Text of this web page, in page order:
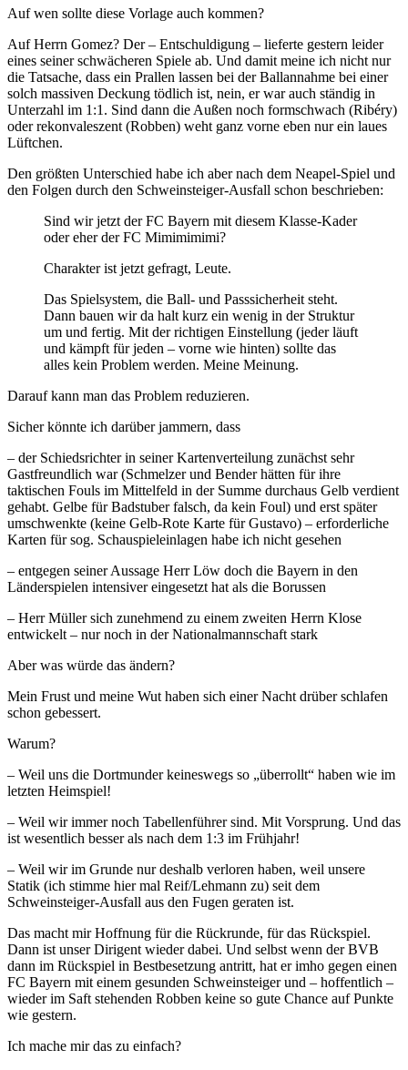
Auf wen sollte diese Vorlage auch kommen?
Auf Herrn Gomez? Der – Entschuldigung – lieferte gestern leider
eines seiner schwächeren Spiele ab. Und damit meine ich nicht nur
die Tatsache, dass ein Prallen lassen bei der Ballannahme bei einer
solch massiven Deckung tödlich ist, nein, er war auch ständig in
Unterzahl im 1:1. Sind dann die Außen noch formschwach (Ribéry)
oder rekonvaleszent (Robben) weht ganz vorne eben nur ein laues
Lüftchen.
Den größten Unterschied habe ich aber nach dem Neapel-Spiel und
den Folgen durch den Schweinsteiger-Ausfall schon beschrieben:
Sind wir jetzt der FC Bayern mit diesem Klasse-Kader
oder eher der FC Mimimimimi?
Charakter ist jetzt gefragt, Leute.
Das Spielsystem, die Ball- und Passsicherheit steht.
Dann bauen wir da halt kurz ein wenig in der Struktur
um und fertig. Mit der richtigen Einstellung (jeder läuft
und kämpft für jeden – vorne wie hinten) sollte das
alles kein Problem werden. Meine Meinung.
Darauf kann man das Problem reduzieren.
Sicher könnte ich darüber jammern, dass
– der Schiedsrichter in seiner Kartenverteilung zunächst sehr
Gastfreundlich war (Schmelzer und Bender hätten für ihre
taktischen Fouls im Mittelfeld in der Summe durchaus Gelb verdient
gehabt. Gelbe für Badstuber falsch, da kein Foul) und erst später
umschwenkte (keine Gelb-Rote Karte für Gustavo) – erforderliche
Karten für sog. Schauspieleinlagen habe ich nicht gesehen
– entgegen seiner Aussage Herr Löw doch die Bayern in den
Länderspielen intensiver eingesetzt hat als die Borussen
– Herr Müller sich zunehmend zu einem zweiten Herrn Klose
entwickelt – nur noch in der Nationalmannschaft stark
Aber was würde das ändern?
Mein Frust und meine Wut haben sich einer Nacht drüber schlafen
schon gebessert.
Warum?
– Weil uns die Dortmunder keineswegs so „überrollt“ haben wie im
letzten Heimspiel!
– Weil wir immer noch Tabellenführer sind. Mit Vorsprung. Und das
ist wesentlich besser als nach dem 1:3 im Frühjahr!
– Weil wir im Grunde nur deshalb verloren haben, weil unsere
Statik (ich stimme hier mal Reif/Lehmann zu) seit dem
Schweinsteiger-Ausfall aus den Fugen geraten ist.
Das macht mir Hoffnung für die Rückrunde, für das Rückspiel.
Dann ist unser Dirigent wieder dabei. Und selbst wenn der BVB
dann im Rückspiel in Bestbesetzung antritt, hat er imho gegen einen
FC Bayern mit einem gesunden Schweinsteiger und – hoffentlich –
wieder im Saft stehenden Robben keine so gute Chance auf Punkte
wie gestern.
Ich mache mir das zu einfach?